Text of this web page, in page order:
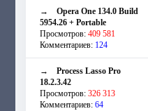
→ Opera One 134.0 Build
5954.26 + Portable
Просмотров: 409 581
Комментариев: 124
→ Process Lasso Pro
18.2.3.42
Просмотров: 326 313
Комментариев: 64